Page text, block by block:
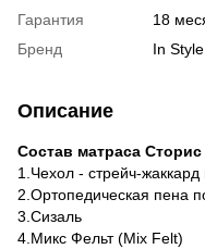
Гарантия
18
Бренд
In Style
Описание
Состав матраса
1.Чехол - стрейч-
2.Ортопедическая пена
3.Сизаль
4.Микс Фельт (Mix Felt)